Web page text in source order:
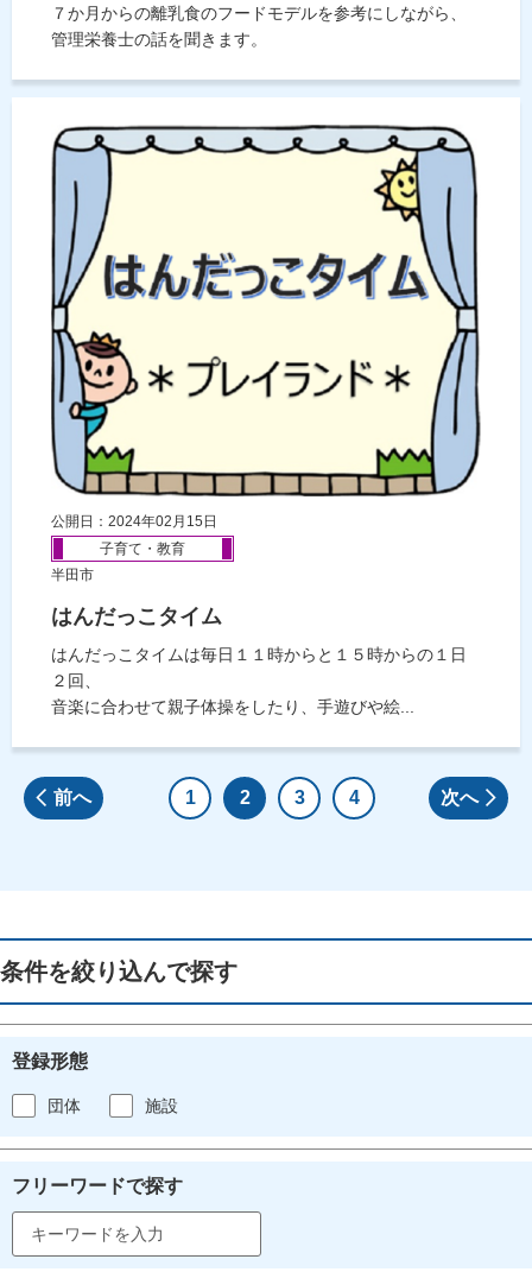
７か月からの離乳食のフードモデルを参考にしながら、
管理栄養士の話を聞きます。
公開日：2024年02月15日
子育て・教育
半田市
はんだっこタイム
はんだっこタイムは毎日１１時からと１５時からの１日
２回、
音楽に合わせて親子体操をしたり、手遊びや絵...
前へ 1 2 3 4 次へ
条件を絞り込んで探す
登録形態
団体 施設
フリーワードで探す